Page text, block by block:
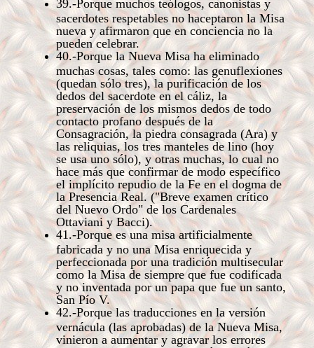
39.-Porque muchos teólogos, canonistas y
sacerdotes respetables no haceptaron la Misa
nueva y afirmaron que en conciencia no la
pueden celebrar.
40.-Porque la Nueva Misa ha eliminado
muchas cosas, tales como: las genuflexiones
(quedan sólo tres), la purificación de los
dedos del sacerdote en el cáliz, la
preservación de los mismos dedos de todo
contacto profano después de la
Consagración, la piedra consagrada (Ara) y
las reliquias, los tres manteles de lino (hoy
se usa uno sólo), y otras muchas, lo cual no
hace más que confirmar de modo específico
el implícito repudio de la Fe en el dogma de
la Presencia Real. ("Breve examen crítico
del Nuevo Ordo" de los Cardenales
Ottaviani y Bacci).
41.-Porque es una misa artificialmente
fabricada y no una Misa enriquecida y
perfeccionada por una tradición multisecular
como la Misa de siempre que fue codificada
y no inventada por un papa que fue un santo,
San Pío V.
42.-Porque las traducciones en la versión
vernácula (las aprobadas) de la Nueva Misa,
vinieron a aumentar y agravar los errores